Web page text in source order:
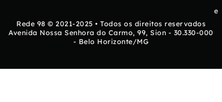
e
Rede 98 © 2021-2025 • Todos os direitos reservados
Avenida Nossa Senhora do Carmo, 99, Sion - 30.330-000
- Belo Horizonte/MG